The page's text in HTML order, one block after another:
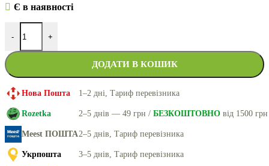
Є в наявності
- +
ДОДАТИ В КОШИК
Нова Пошта 1–2 дні, Тариф перевізника
Rozetka 2–5 днів — 49 грн / БЕЗКОШТОВНО від 1500 грн
Meest ПОШТА2–5 днів, Тариф перевізника
Укрпошта 3–5 днів, Тариф перевізника